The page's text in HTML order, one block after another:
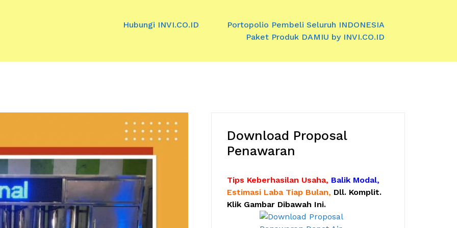
Hubungi INVI.CO.ID
Portopolio Pembeli Seluruh INDONESIA
Paket Produk DAMIU by INVI.CO.ID
Download Proposal
Penawaran
Tips Keberhasilan Usaha, Balik Modal,
Estimasi Laba Tiap Bulan, Dll. Komplit.
Klik Gambar Dibawah Ini.